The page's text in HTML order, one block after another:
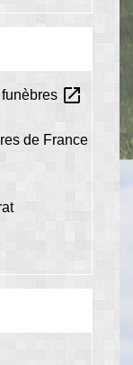
open_in_new
de France